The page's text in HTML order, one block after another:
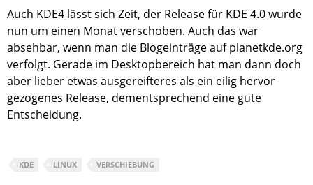
Auch KDE4 lässt sich Zeit, der Release für KDE 4.0 wurde
nun um einen Monat verschoben. Auch das war
absehbar, wenn man die Blogeinträge auf planetkde.org
verfolgt. Gerade im Desktopbereich hat man dann doch
aber lieber etwas ausgereifteres als ein eilig hervor
gezogenes Release, dementsprechend eine gute
Entscheidung.
KDE LINUX VERSCHIEBUNG